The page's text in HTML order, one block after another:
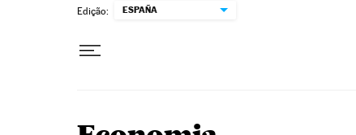
Edição: ESPAÑA